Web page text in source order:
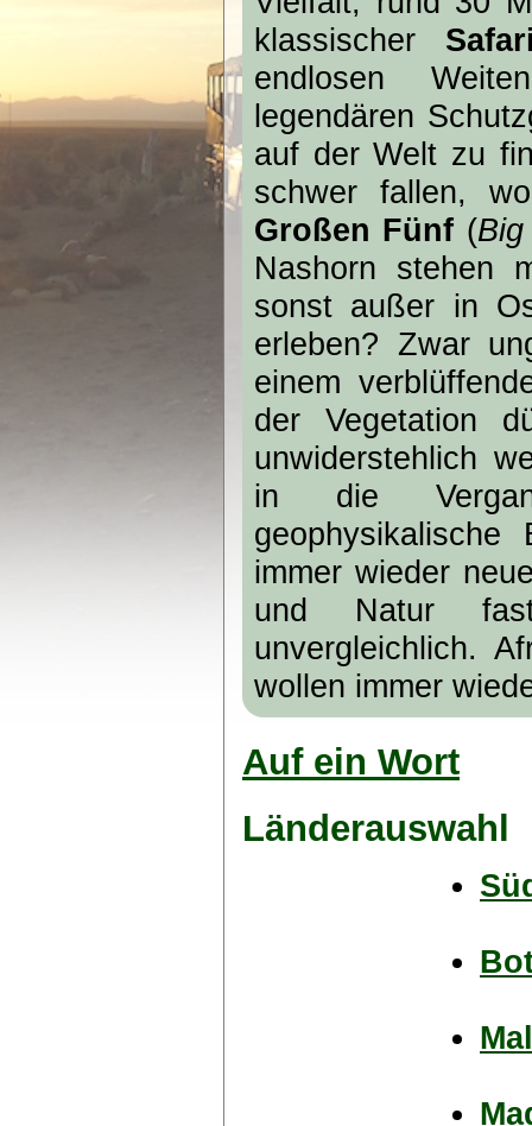
klassischer
endlosen
legendären
auf der Welt zu
schwer fallen,
Großen Fünf (
Nashorn stehen
sonst außer in
erleben? Zwar
einem
der Vegetation
unwiderstehlich
in die
geophysikalische
immer wieder
und Natur
unvergleichlich.
wollen immer
Auf ein Wort
Länderauswahl